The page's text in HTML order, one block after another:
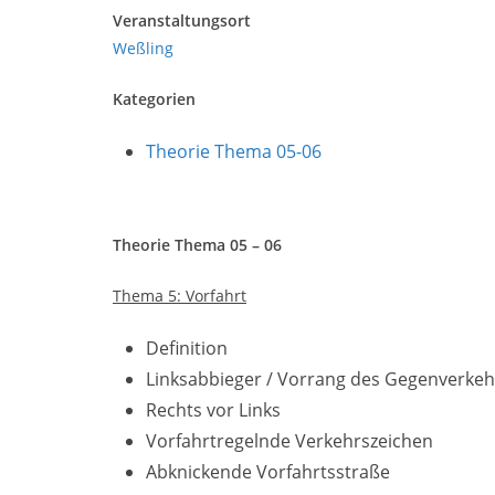
Veranstaltungsort
Weßling
Kategorien
Theorie Thema 05-06
Theorie Thema 05 – 06
Thema 5: Vorfahrt
Definition
Linksabbieger / Vorrang des
Rechts vor Links
Vorfahrtregelnde Verkehrszeichen
Abknickende Vorfahrtsstraße